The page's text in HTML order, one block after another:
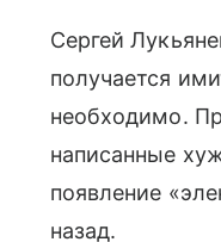
Сергей
получается
необходимо.
написанные
появление
назад.